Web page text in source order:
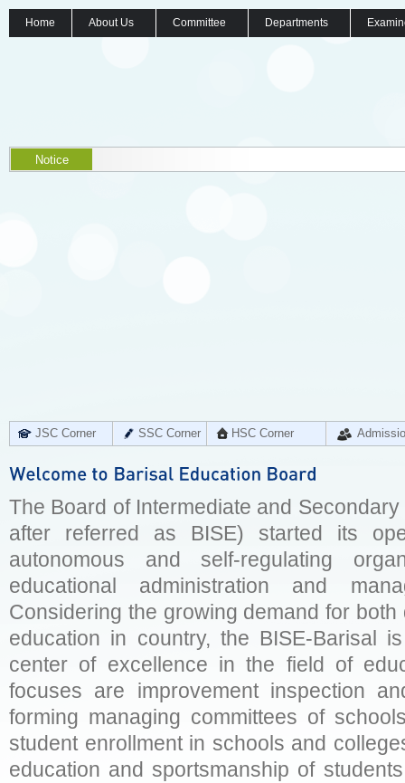
Home About Us Committee Departments
Notice
JSC Corner SSC Corner HSC Corner
The Board of Intermediate and
after referred as BISE) started its
autonomous and self-regulating
educational administration and
Considering the growing demand for
education in country, the BISE-Barisal
center of excellence in the field of
focuses are improvement inspection
forming managing committees of
student enrollment in schools and
education and sportsmanship of